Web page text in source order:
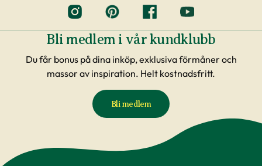
Bli medlem i vår kundklubb
Du får bonus på dina inköp, exklusiva förmåner och
massor av inspiration. Helt kostnadsfritt.
Bli medlem